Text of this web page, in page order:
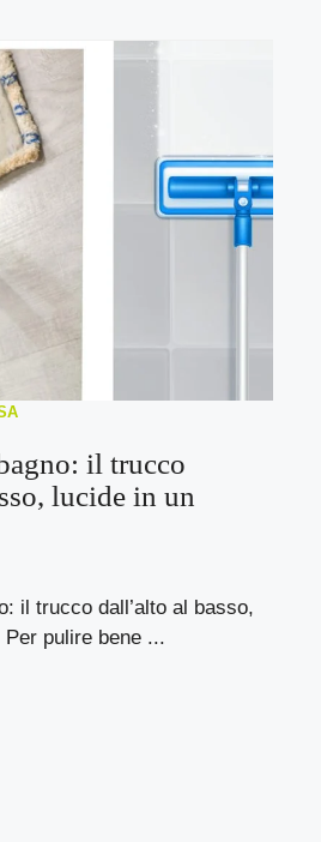
il trucco
lucide in un
il trucco dall’alto al basso,
pulire bene ...